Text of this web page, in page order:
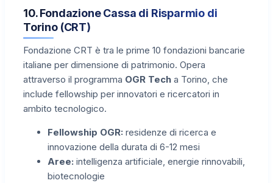
10. Fondazione Cassa di Risparmio di
Torino (CRT)
Fondazione CRT è tra le prime 10 fondazioni bancarie
italiane per dimensione di patrimonio. Opera
attraverso il programma OGR Tech a Torino, che
include fellowship per innovatori e ricercatori in
ambito tecnologico.
Fellowship OGR: residenze di ricerca e
innovazione della durata di 6-12 mesi
Aree: intelligenza artificiale, energie rinnovabili,
biotecnologie